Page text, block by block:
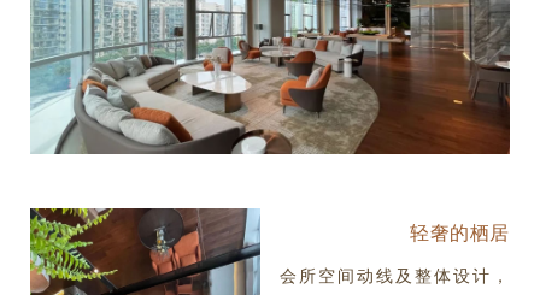
轻奢的栖居
会所空间动线及整体设计，